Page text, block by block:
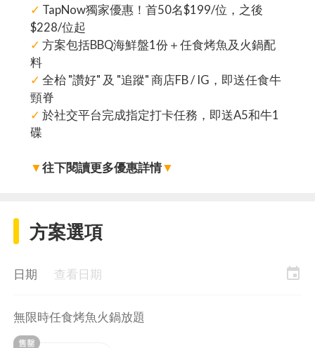
✓ TapNow獨家優惠！首50名$199/位，之後
$228/位起
✓ 方案包括BBQ海鮮盤1份＋任食烤魚及火鍋配
料
✓ 全枱 "讚好" 及 "追蹤" 商店FB / IG，即送任食牛
頸脊
✓ 於社交平台完成指定打卡任務，即送A5和牛1
碟
▼往下閱讀更多優惠詳情▼
方案選項
日期 查看日期 event
無限時任食烤魚火鍋放題